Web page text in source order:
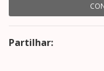
Partilhar: